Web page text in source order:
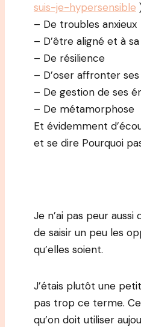
suis-je-hypersensible
– De troubles anxieux
– D’être aligné et à
– De résilience
– D’oser affronter
– De gestion de ses
– De métamorphose
Et évidemment
et se dire Pourquoi
Je n’ai pas peur
de saisir un peu les
qu’elles soient.
J’étais plutôt une
pas trop ce terme.
qu’on doit utiliser